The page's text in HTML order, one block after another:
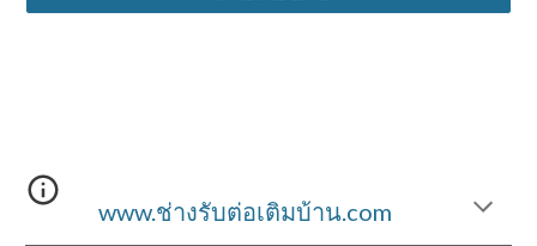
www.ช่างรับต่อเติมบ้าน.com